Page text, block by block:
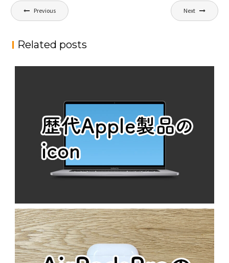
投
稿
ビ
Previous Next
Related posts
歴代APPLE製品のICON
N MacOS